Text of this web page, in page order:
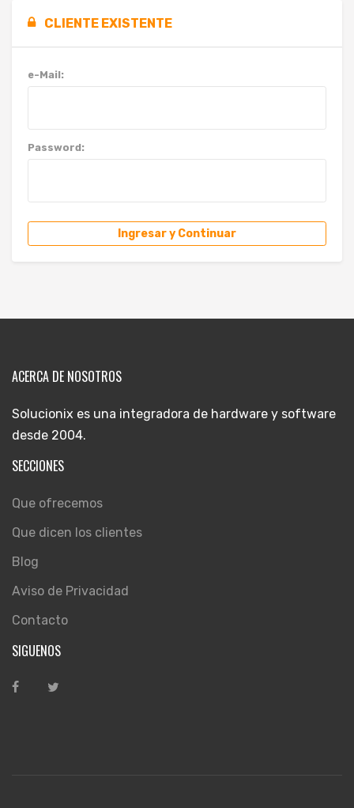
CLIENTE EXISTENTE
e-Mail:
Password:
Ingresar y Continuar
ACERCA DE NOSOTROS
Solucionix es una integradora de hardware y software
desde 2004.
SECCIONES
Que ofrecemos
Que dicen los clientes
Blog
Aviso de Privacidad
Contacto
SIGUENOS